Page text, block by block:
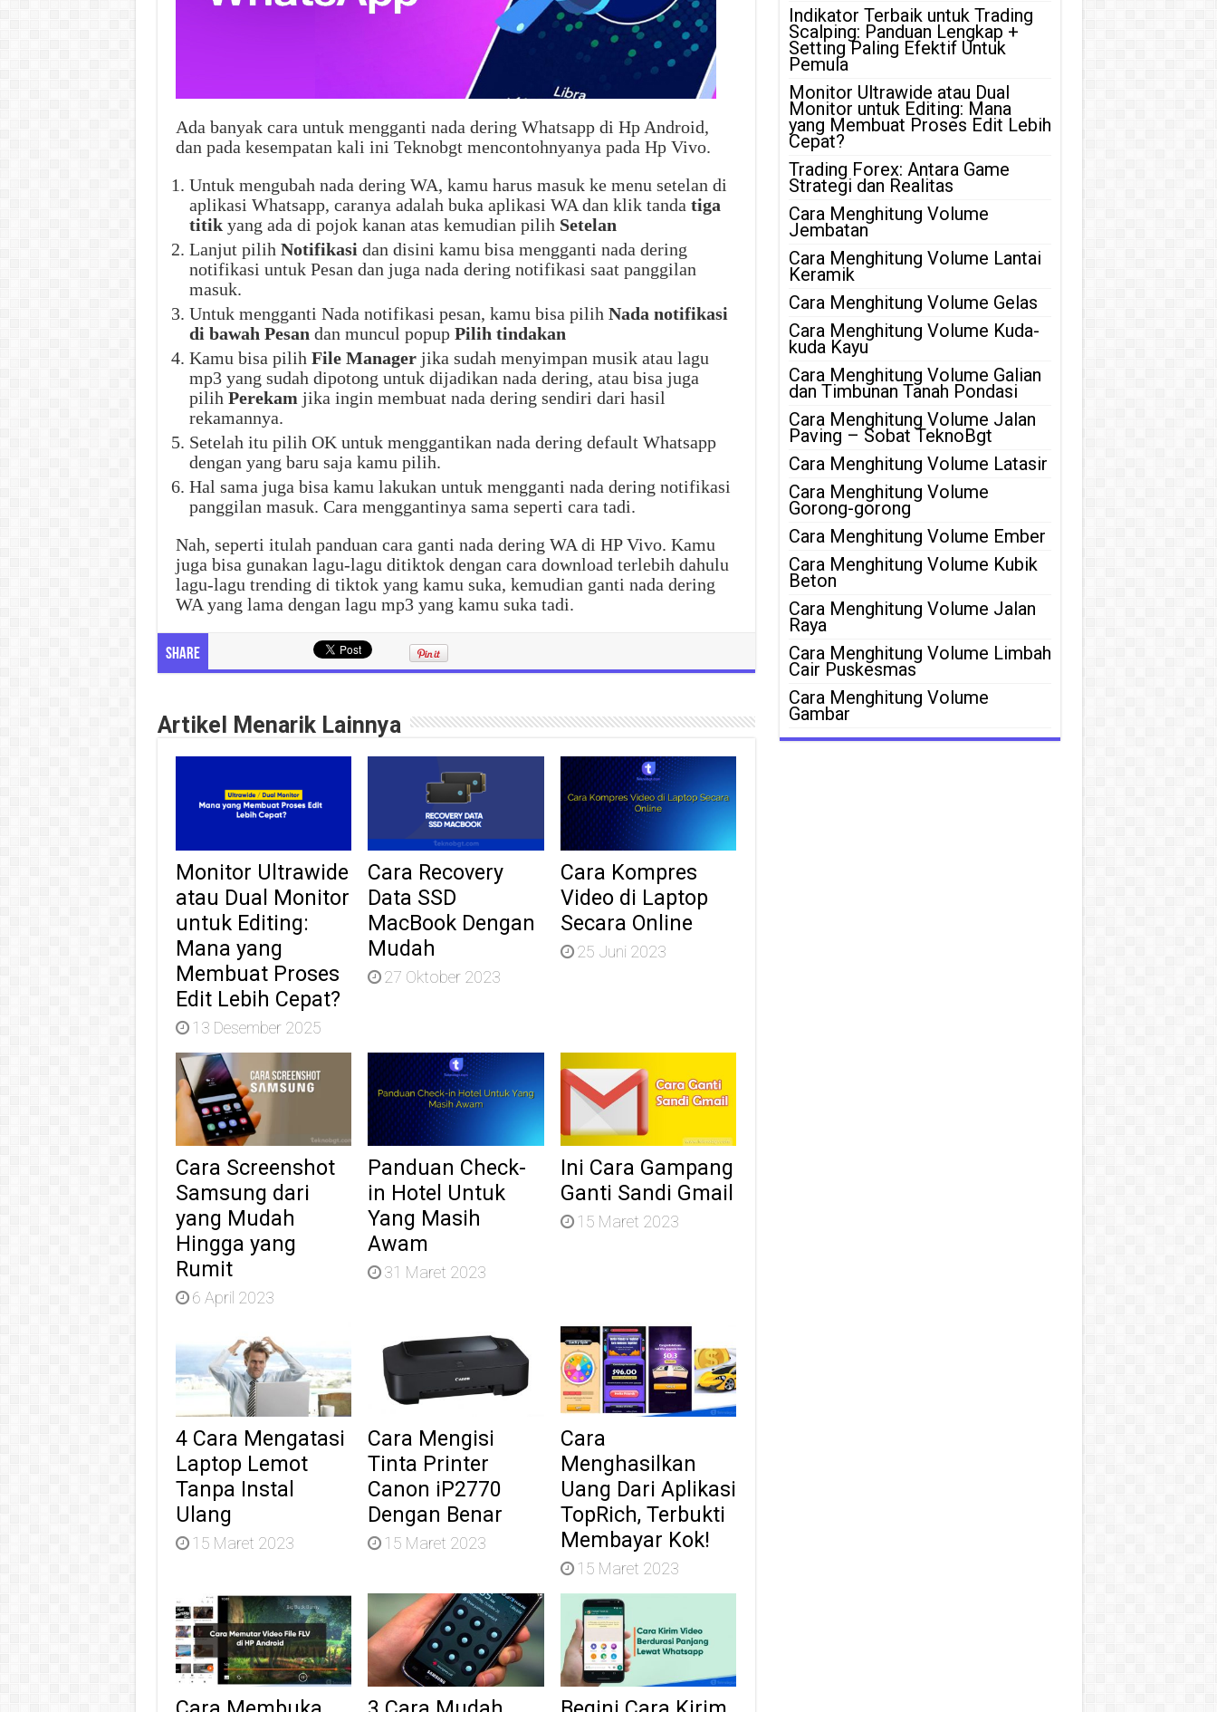
Ada banyak cara untuk mengganti nada dering Whatsapp di Hp Android,
dan pada kesempatan kali ini Teknobgt mencontohnyanya pada Hp Vivo.
Untuk mengubah nada dering WA, kamu harus masuk ke menu setelan di
aplikasi Whatsapp, caranya adalah buka aplikasi WA dan klik tanda tiga
titikyang ada di pojok kanan atas kemudian pilih Setelan
Lanjut pilih Notifikasi dan disini kamu bisa mengganti nada dering
notifikasi untuk Pesan dan juga nada dering notifikasi saat panggilan
masuk.
Untuk mengganti Nada notifikasi pesan, kamu bisa pilih Nada notifikasi
di bawah Pesan dan muncul popup Pilih tindakan
Kamu bisa pilih File Managerjika sudah menyimpan musik atau lagu
mp3 yang sudah dipotong untuk dijadikan nada dering, atau bisa juga
pilih Perekam jika ingin membuat nada dering sendiri dari hasil
rekamannya.
Setelah itu pilih OK untuk menggantikan nada dering default Whatsapp
dengan yang baru saja kamu pilih.
Hal sama juga bisa kamu lakukan untuk mengganti nada dering notifikasi
panggilan masuk. Cara menggantinya sama seperti cara tadi.
Nah, seperti itulah panduan cara ganti nada dering WA di HP Vivo. Kamu
juga bisa gunakan lagu-lagu ditiktok dengan cara download terlebih dahulu
lagu-lagu trending di tiktok yang kamu suka, kemudian ganti nada dering
WA yang lama dengan lagu mp3 yang kamu suka tadi.
Share
Artikel Menarik Lainnya
Monitor Ultrawide
atau Dual Monitor
untuk Editing:
Mana yang
Membuat Proses
Edit Lebih Cepat?
13 Desember 2025
Cara Recovery
Data SSD
MacBook Dengan
Mudah
27 Oktober 2023
Cara Kompres
Video di Laptop
Secara Online
25 Juni 2023
Cara Screenshot
Samsung dari
yang Mudah
Hingga yang
Rumit
6 April 2023
Panduan Check-
in Hotel Untuk
Yang Masih
Awam
31 Maret 2023
Ini Cara Gampang
Ganti Sandi Gmail
15 Maret 2023
4 Cara Mengatasi
Laptop Lemot
Tanpa Instal
Ulang
15 Maret 2023
Cara Mengisi
Tinta Printer
Canon iP2770
Dengan Benar
15 Maret 2023
Cara
Menghasilkan
Uang Dari Aplikasi
TopRich, Terbukti
Membayar Kok!
15 Maret 2023
Indikator Terbaik untuk Trading
Scalping: Panduan Lengkap +
Setting Paling Efektif Untuk
Pemula
Monitor Ultrawide atau Dual
Monitor untuk Editing: Mana
yang Membuat Proses Edit Lebih
Cepat?
Trading Forex: Antara Game
Strategi dan Realitas
Cara Menghitung Volume
Jembatan
Cara Menghitung Volume Lantai
Keramik
Cara Menghitung Volume Gelas
Cara Menghitung Volume Kuda-
kuda Kayu
Cara Menghitung Volume Galian
dan Timbunan Tanah Pondasi
Cara Menghitung Volume Jalan
Paving – Sobat TeknoBgt
Cara Menghitung Volume Latasir
Cara Menghitung Volume
Gorong-gorong
Cara Menghitung Volume Ember
Cara Menghitung Volume Kubik
Beton
Cara Menghitung Volume Jalan
Raya
Cara Menghitung Volume Limbah
Cair Puskesmas
Cara Menghitung Volume
Gambar